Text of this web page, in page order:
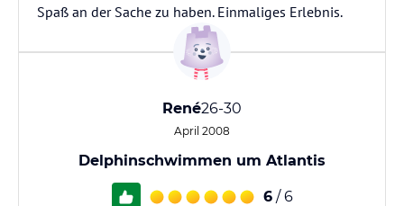
Spaß an der Sache zu haben. Einmaliges Erlebnis.
René26-30
April 2008
Delphinschwimmen um Atlantis
6 / 6